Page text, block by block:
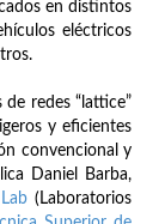
en distintos
eléctricos
redes “lattice”
y eficientes
convencional y
Daniel Barba,
(Laboratorios